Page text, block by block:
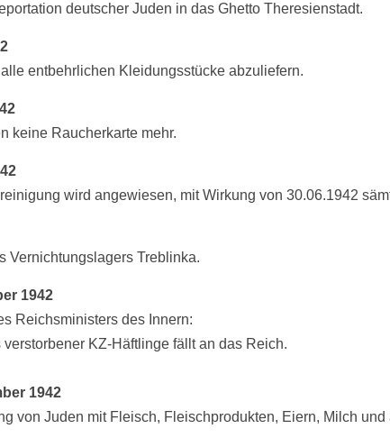
deutscher Juden in das Ghetto Theresienstadt.
entbehrlichen Kleidungsstücke abzuliefern.
keine Raucherkarte mehr.
wird angewiesen, mit Wirkung von 30.06.1942
Vernichtungslagers Treblinka.
1942
Reichsministers des Innern:
verstorbener KZ-Häftlinge fällt an das Reich.
1942
von Juden mit Fleisch, Fleischprodukten, Eiern, Milch